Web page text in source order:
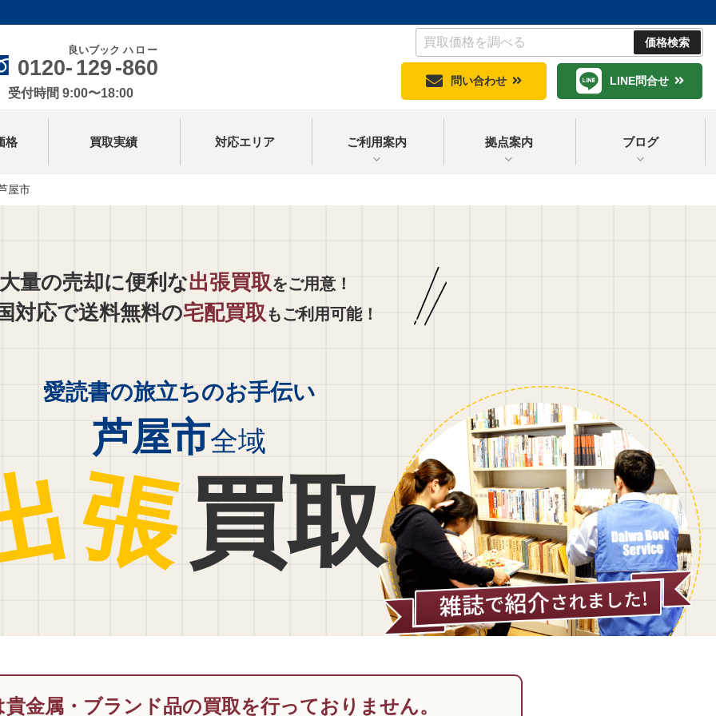
0120- 129
良いブック
-860
ハロー
受付時間 9:00〜18:00
問い合わせ LINE問合せ
格 買取実績 対応エリア ご利用案内 拠点案内 ブログ
屋市
大量の売却に便利な出張買取をご用意！
対応で送料無料の宅配買取 もご利用可能！
愛読書の旅立ちのお手伝い
芦屋市全域
張買取
貴金属・ブランド品の買取を行っておりません。